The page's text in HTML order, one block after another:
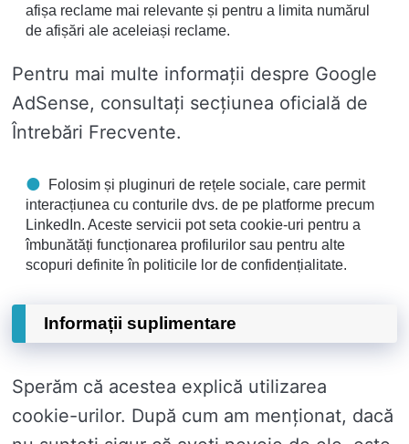
afișa reclame mai relevante și pentru a limita numărul
de afișări ale aceleiași reclame.
Pentru mai multe informații despre Google
AdSense, consultați secțiunea oficială de
Întrebări Frecvente.
Folosim și pluginuri de rețele sociale, care permit
interacțiunea cu conturile dvs. de pe platforme precum
LinkedIn. Aceste servicii pot seta cookie-uri pentru a
îmbunătăți funcționarea profilurilor sau pentru alte
scopuri definite în politicile lor de confidențialitate.
Informații suplimentare
Sperăm că acestea explică utilizarea
cookie-urilor. După cum am menționat, dacă